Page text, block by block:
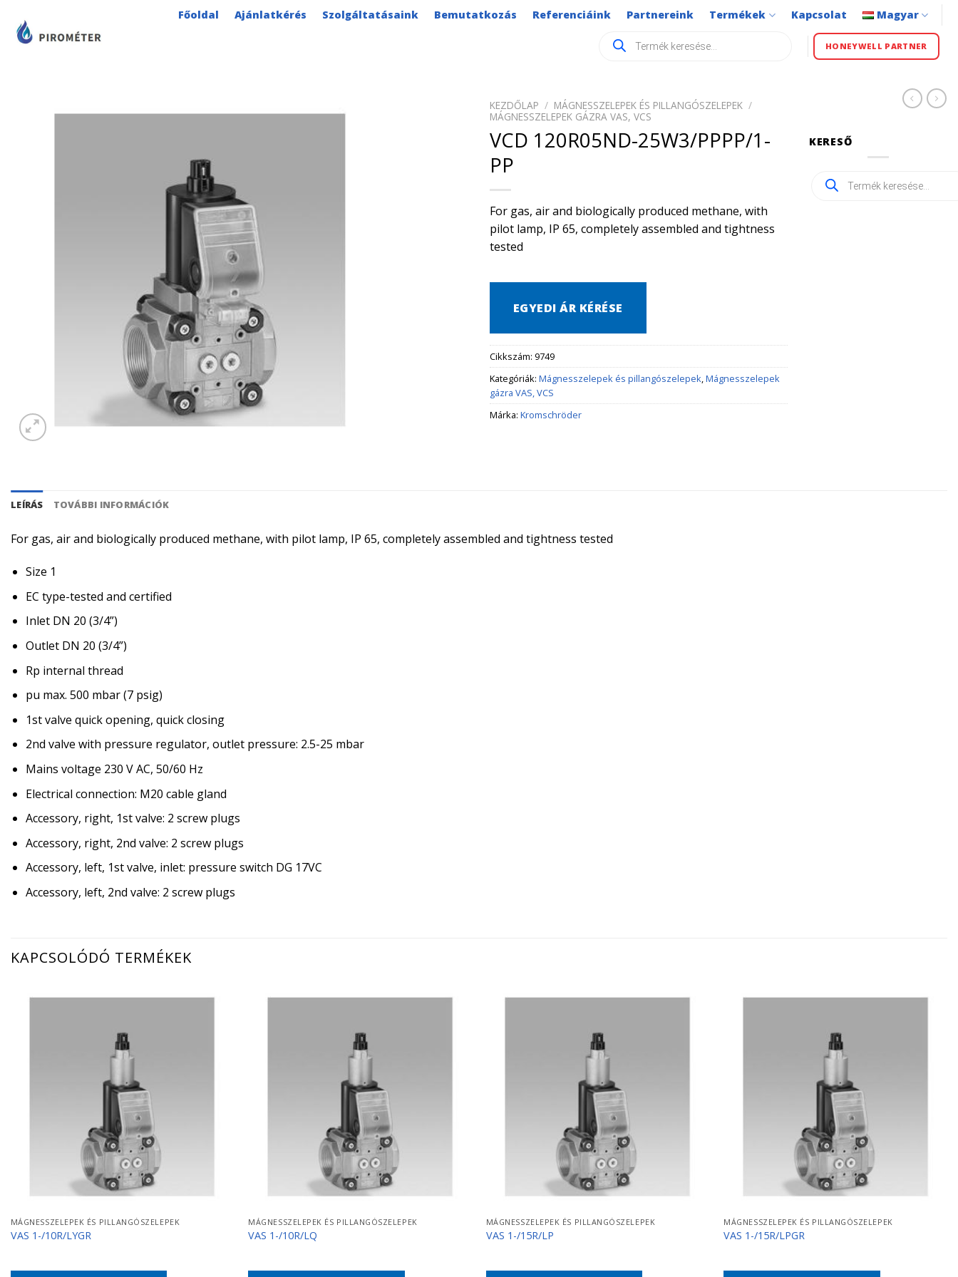
content
Főoldal Ajánlatkérés Szolgáltatásaink Bemutatkozás Referenciáink Partnereink Termékek Kapcsolat Magyar
search HONEYWELL PARTNER
KEZDŐLAP / MÁGNESSZELEPEK ÉS PILLANGÓSZELEPEK /
MÁGNESSZELEPEK GÁZRA VAS, VCS
VCD 120R05ND-25W3/PPPP/1-
PP
For gas, air and biologically produced methane, with
pilot lamp, IP 65, completely assembled and tightness
tested
EGYEDI ÁR KÉRÉSE
Cikkszám: 9749
Kategóriák: Mágnesszelepek és pillangószelepek Mágnesszelepek
gázra VAS, VCS
Márka: Kromschröder
KERESŐ
Products
search
LEÍRÁS TOVÁBBI INFORMÁCIÓK
For gas, air and biologically produced methane, with pilot lamp, IP 65, completely assembled and tightness tested
Size 1
EC type-tested and certified
Inlet DN 20 (3/4”)
Outlet DN 20 (3/4”)
Rp internal thread
pu max. 500 mbar (7 psig)
1st valve quick opening, quick closing
2nd valve with pressure regulator, outlet pressure: 2.5-25 mbar
Mains voltage 230 V AC, 50/60 Hz
Electrical connection: M20 cable gland
Accessory, right, 1st valve: 2 screw plugs
Accessory, right, 2nd valve: 2 screw plugs
Accessory, left, 1st valve, inlet: pressure switch DG 17VC
Accessory, left, 2nd valve: 2 screw plugs
KAPCSOLÓDÓ TERMÉKEK
MÁGNESSZELEPEK ÉS PILLANGÓSZELEPEK
VAS 1-/10R/LYGR
MÁGNESSZELEPEK ÉS PILLANGÓSZELEPEK
VAS 1-/10R/LQ
MÁGNESSZELEPEK ÉS PILLANGÓSZELEPEK
VAS 1-/15R/LP
MÁGNESSZELEPEK ÉS PILLANGÓSZELEPEK
VAS 1-/15R/LPGR